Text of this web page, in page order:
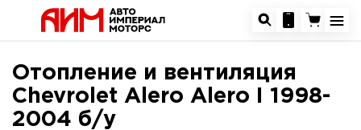
Отопление и вентиляция
Chevrolet Alero Alero I 1998-
2004 б/у